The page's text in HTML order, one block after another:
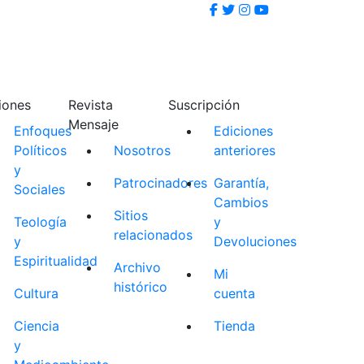
Enfoques
Políticos
y
Sociales
Teología
y
Espiritualidad
Cultura
Ciencia
y
Revista
Mensaje
Nosotros
Patrocinadores
Sitios
relacionados
Archivo
histórico
Suscripción
Ediciones
anteriores
Garantía,
Cambios
y
Devoluciones
Mi
cuenta
Tienda